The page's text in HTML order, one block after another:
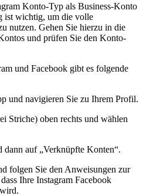
Konto-Typ als Business-Konto
ist wichtig, um die volle
nutzen. Gehen Sie hierzu in die
und prüfen Sie den Konto-
und Facebook gibt es folgende
und navigieren Sie zu Ihrem Profil.
Striche) oben rechts und wählen
auf „Verknüpfte Konten“.
folgen Sie den Anweisungen zur
Ihre Instagram Facebook